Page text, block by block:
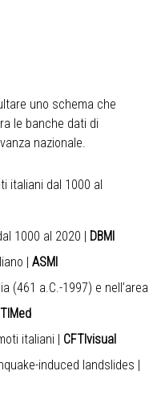
uno schema che
le banche dati di
nazionale.
italiani dal 1000 al
1000 al 2020
DBMI
ASMI
(461 a.C.-1997) e nell’area
italiani
CFTIvisual
induced landslides